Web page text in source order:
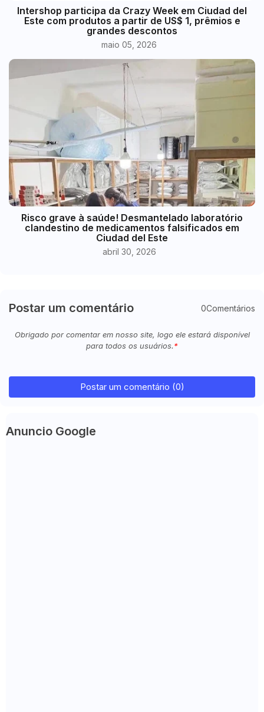
Intershop participa da Crazy Week em Ciudad del
Este com produtos a partir de US$ 1, prêmios e
grandes descontos
maio 05, 2026
Risco grave à saúde! Desmantelado laboratório
clandestino de medicamentos falsificados em
Ciudad del Este
abril 30, 2026
Postar um comentário 0Comentários
Obrigado por comentar em nosso site, logo ele estará disponível
para todos os usuários.
Postar um comentário (0)
Anuncio Google